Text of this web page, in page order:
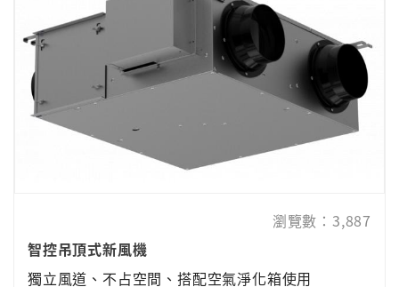
瀏覽數：3,887
智控吊頂式新風機
獨立風道、不占空間、搭配空氣淨化箱使用